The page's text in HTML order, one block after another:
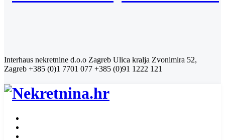
Interhaus nekretnine d.o.o Zagreb Ulica kralja Zvonimira 52,
Zagreb +385 (0)1 7701 077 +385 (0)91 1222 121